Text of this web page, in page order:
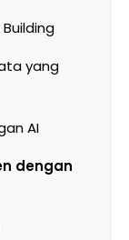
yang
AI
dengan